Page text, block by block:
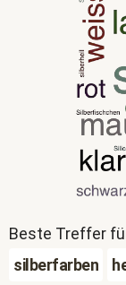
Beste Treffer
silberfarben